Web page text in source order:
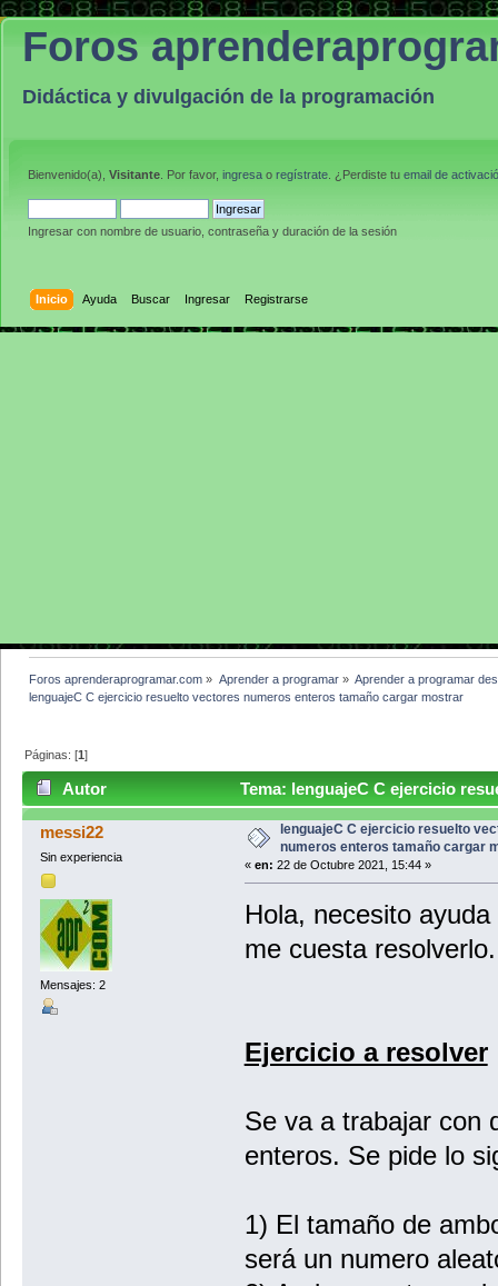
Foros
Didáctica y divulgación de la programación
Bienvenido(a), Visitante . Por favor, ingresa o regístrate . ¿Perdiste tu email de
Ingresar con nombre de usuario, contraseña y duración de la sesión
Inicio Ayuda Buscar Ingresar Registrarse
Foros aprenderaprogramar.com » Aprender a programar» Aprender a programar
lenguajeC C ejercicio resuelto vectores numeros enteros tamaño cargar mostrar
Páginas: [1]
Autor
Tema: lenguajeC C ejercicio
mostrar (Leído 5405 veces)
messi22
Sin experiencia
Mensajes: 2
lenguajeC C ejercicio resuelto
numeros enteros tamaño cargar
« en: 22 de Octubre 2021, 15:44 »
Hola, necesito
me cuesta
Ejercicio a resolver
Se va a trabajar con
enteros. Se pide lo
1) El tamaño de
será un numero